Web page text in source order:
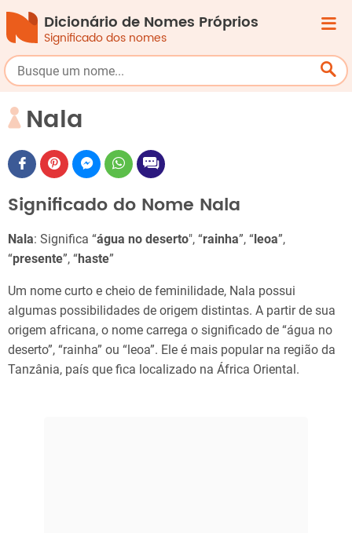
Dicionário de Nomes Próprios
Significado dos nomes
Nala
Significado do Nome Nala
Nala: Significa “água no deserto", “rainha”, “ leoa”,
“presente”, “haste”
Um nome curto e cheio de feminilidade, Nala possui
algumas possibilidades de origem distintas. A partir de sua
origem africana, o nome carrega o significado de “água no
deserto”, “rainha” ou “leoa”. Ele é mais popular na região da
Tanzânia, país que fica localizado na África Oriental.